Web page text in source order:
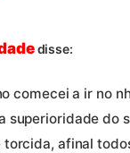
disse:
comecei a ir no
superioridade do
afinal